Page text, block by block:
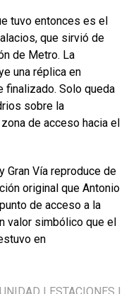
tuvo entonces es el
que sirvió de
de Metro. La
una réplica en
finalizado. Solo queda
sobre la
de acceso hacia el
Gran Vía reproduce de
original que Antonio
de acceso a la
valor simbólico que el
en